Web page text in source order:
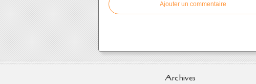
Ajouter un commentaire
Archives